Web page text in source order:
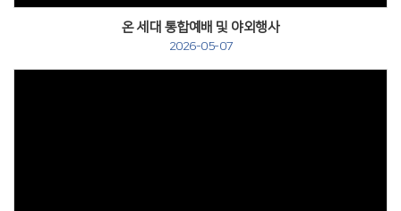
온 세대 통합예배 및 야외행사
2026-05-07